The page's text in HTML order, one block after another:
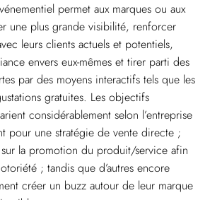
permet aux marques ou aux
une plus grande visibilité, renforcer
leurs clients actuels et potentiels,
envers eux-mêmes et tirer parti des
par des moyens interactifs tels que les
gratuites. Les objectifs
considérablement selon l’entreprise
pour une stratégie de vente directe ;
sur la promotion du produit/service afin
; tandis que d’autres encore
créer un buzz autour de leur marque